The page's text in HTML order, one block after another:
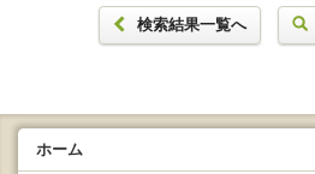
検索結果一覧へ
ホーム